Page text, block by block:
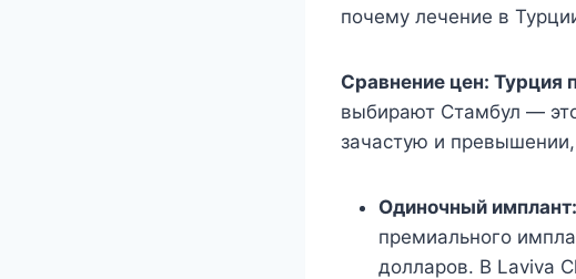
почему лечение в
Сравнение цен: Турция
выбирают Стамбул —
зачастую и
Одиночный имплант:
премиального
долларов. В Laviva